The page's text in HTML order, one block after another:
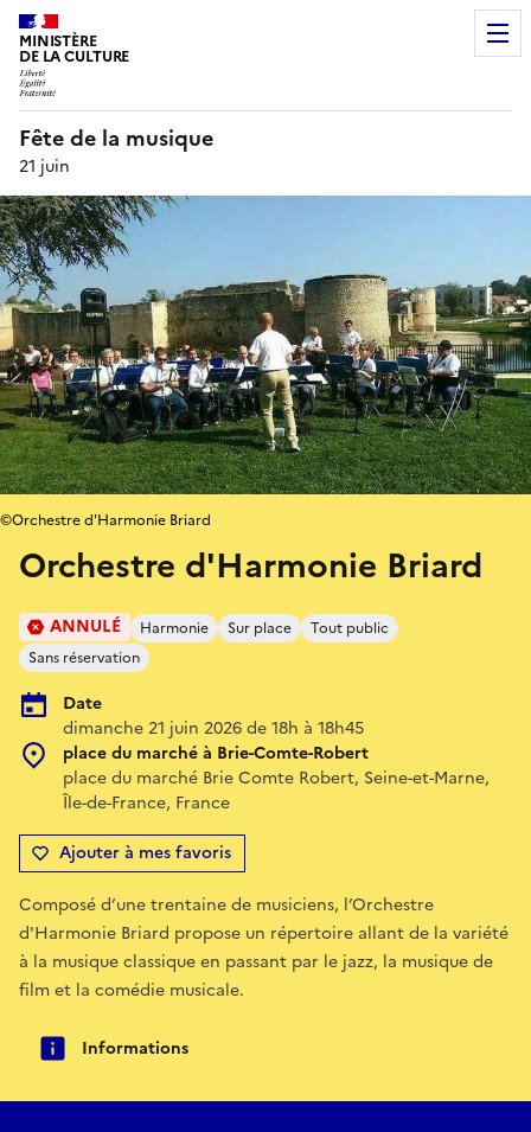
MINISTÈRE
DE LA CULTURE
Fête de la musique
21 juin
Orchestre d'Harmonie Briard
ANNULÉ Harmonie Sur place
Tout public
Sans réservation
Date
dimanche 21 juin 2026 de 18h à 18h45
place du marché à Brie-Comte-Robert
place du marché Brie Comte Robert, Seine-et-Marne,
Île-de-France, France
Ajouter à mes favoris
©Orchestre d'Harmonie Briard
Composé d’une trentaine de musiciens, l’Orchestre
d'Harmonie Briard propose un répertoire allant de la variété
à la musique classique en passant par le jazz, la musique de
film et la comédie musicale.
Informations